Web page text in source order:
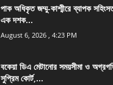
পাক অধিকৃত জম্মু-কাশ্মীরে ব্যাপক
এক দশক...
August 6, 2026 , 4:23 PM
বকেয়া ডিএ মেটানোর সময়সীমা ও
সুপ্রিম কোর্ট,...